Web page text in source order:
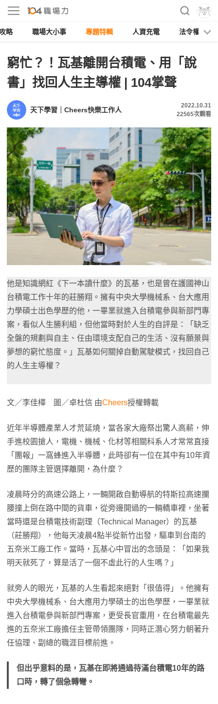
略 職場大小事 專題特輯 人資充電 法令權益
窮忙？！瓦基離開台積電、用「說
書」找回人生主導權 | 104掌聲
天下學習｜Cheers快樂工作人
2022.10.31
22565次觀看
他是知識網紅《下一本讀什麼》的瓦基，也是曾在護國神山
台積電工作十年的莊勝翔。擁有中央大學機械系、台大應用
力學碩士出色學歷的他，一畢業就進入台積電參與新部門專
案，看似人生勝利組，但他當時對於人生的自評是：「缺乏
全盤的規劃與自主、任由環境支配自己的生活、沒有願景與
夢想的窮忙態度。」瓦基如何關掉自動駕駛模式，找回自己
的人生主導權？
文／李佳樺 圖／卓杜信 由Cheers授權轉載
近年半導體產業人才荒延燒，當各家大廠祭出驚人高薪，伸
手進校園搶人，電機、機械、化材等相關科系人才常常直接
「團報」一窩蜂進入半導體，此時卻有一位在其中有10年資
歷的團隊主管選擇離開，為什麼？
凌晨時分的高速公路上，一輛開啟自動導航的特斯拉高速攔
腰撞上倒在路中間的貨車，從旁邊開過的一輛轎車裡，坐著
當時還是台積電技術副理（Technical Manager）的瓦基
（莊勝翔），他每天凌晨4點半從新竹出發，驅車到台南的
五奈米工廠工作。當時，瓦基心中冒出的念頭是：「如果我
明天就死了，算是活了一個不虛此行的人生嗎？」
就旁人的眼光，瓦基的人生看起來絕對「很值得」。他擁有
中央大學機械系、台大應用力學碩士的出色學歷，一畢業就
進入台積電參與新部門專案，更受長官重用，在台積電最先
進的五奈米工廠擔任主管帶領團隊，同時正潛心努力朝著升
任協理、副總的職涯目標前進。
但出乎意料的是，瓦基在即將通過待滿台積電10年的路
口時，轉了個急轉彎。